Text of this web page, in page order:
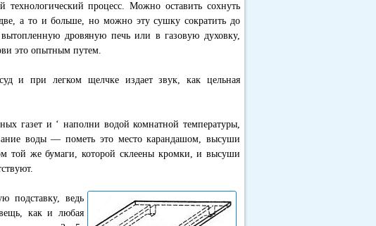
процесс. Можно оставить сохнуть
а то и больше, но можно эту сушку сократить до
дровяную печь или в газовую духовку,
это опытным путем.
и при легком щелчке издает звук, как цельная
газет и ‘ наполни водой комнатной температуры,
воды — пометь это место карандашом, высуши
той же бумаги, которой склеены кромки, и высуши
подставку, ведь
как и любая